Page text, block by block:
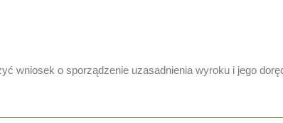
wniosek o sporządzenie uzasadnienia wyroku i jego